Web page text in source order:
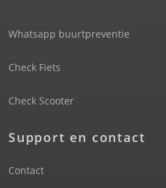
Whatsapp buurtpreventie
Check Fiets
Check Scooter
Support en contact
Contact